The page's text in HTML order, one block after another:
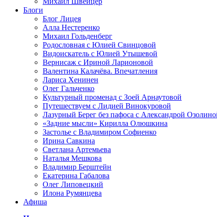
Блоги
Блог Лицея
Алла Нестеренко
Михаил Гольденберг
Родословная с Юлией Свинцовой
Видоискатель с Юлией Утышевой
Вернисаж с Ириной Ларионовой
Валентина Калачёва. Впечатления
Лариса Хенинен
Олег Гальченко
Культурный променад с Зоей Арнаутовой
Путешествуем с Лидией Винокуровой
Лазурный Берег без пафоса с Александрой
«Задние мысли» Кирилла Олюшкина
Застолье с Владимиром Софиенко
Ирина Савкина
Светлана Артемьева
Наталья Мешкова
Владимир Берштейн
Екатерина Габалова
Олег Липовецкий
Илона Румянцева
Афиша